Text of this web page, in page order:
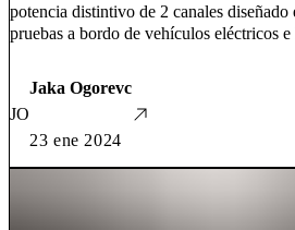
potencia distintivo de 2 canales diseñado
pruebas a bordo de vehículos eléctricos
JO
Jaka Ogorevc
23 ene 2024